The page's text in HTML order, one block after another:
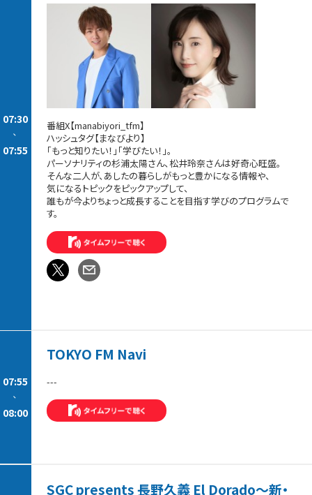
07:30
-
07:55
番組X【manabiyori_tfm】
ハッシュタグ【まなびより】
「もっと知りたい！」「学びたい！」。
パーソナリティの杉浦太陽さん、松井玲奈さんは好奇心旺盛。
そんな二人が、あしたの暮らしがもっと豊かになる情報や、
気になるトピックをピックアップして、
誰もが今よりちょっと成長することを目指す学びのプログラムで
す。
07:55
-
08:00
TOKYO FM Navi
---
SGC presents 長野久義 El Dorado〜新・